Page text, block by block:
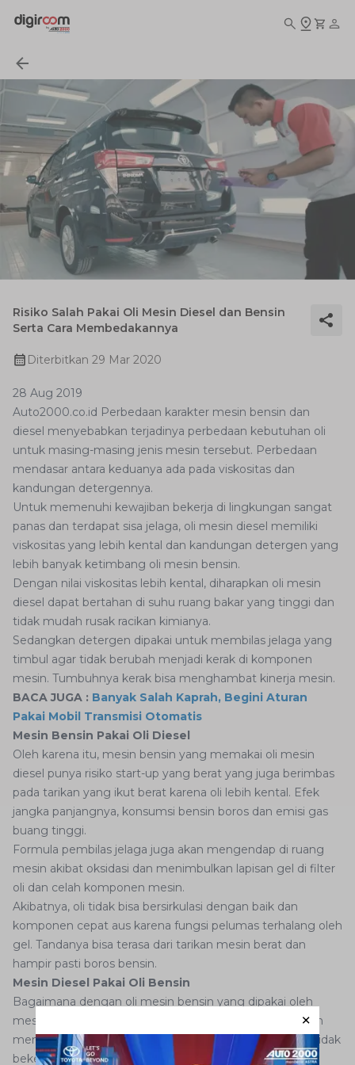
Risiko Salah Pakai Oli Mesin Diesel dan Bensin
Serta Cara Membedakannya
Diterbitkan 29 Mar 2020
28 Aug 2019
Auto2000.co.id Perbedaan karakter mesin bensin dan
diesel menyebabkan terjadinya perbedaan kebutuhan oli
untuk masing-masing jenis mesin tersebut. Perbedaan
mendasar antara keduanya ada pada viskositas dan
kandungan detergennya.
Untuk memenuhi kewajiban bekerja di lingkungan sangat
panas dan terdapat sisa jelaga, oli mesin diesel memiliki
viskositas yang lebih kental dan kandungan detergen yang
lebih banyak ketimbang oli mesin bensin.
Dengan nilai viskositas lebih kental, diharapkan oli mesin
diesel dapat bertahan di suhu ruang bakar yang tinggi dan
tidak mudah rusak racikan kimianya.
Sedangkan detergen dipakai untuk membilas jelaga yang
timbul agar tidak berubah menjadi kerak di komponen
mesin. Tumbuhnya kerak bisa menghambat kinerja mesin.
BACA JUGA : Banyak Salah Kaprah, Begini Aturan
Pakai Mobil Transmisi Otomatis
Mesin Bensin Pakai Oli Diesel
Oleh karena itu, mesin bensin yang memakai oli mesin
diesel punya risiko start-up yang berat yang juga berimbas
pada tarikan yang ikut berat karena oli lebih kental. Efek
jangka panjangnya, konsumsi bensin boros dan emisi gas
buang tinggi.
Formula pembilas jelaga juga akan mengendap di ruang
mesin akibat oksidasi dan menimbulkan lapisan gel di filter
oli dan celah komponen mesin.
Akibatnya, oli tidak bisa bersirkulasi dengan baik dan
komponen cepat aus karena fungsi pelumas terhalang oleh
gel. Tandanya bisa terasa dari tarikan mesin berat dan
hampir pasti boros bensin.
Mesin Diesel Pakai Oli Bensin
Bagaimana dengan oli mesin bensin yang dipakai oleh
mesin diesel? Kalau nilai kekentalan oli tidak sesuai, akan
membuat mesin overheat karena fungsi pendingin oli tidak
bekerja dengan baik.